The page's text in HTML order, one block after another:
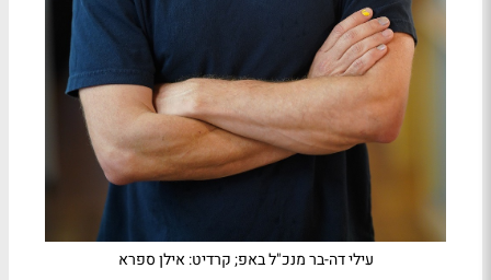
עילי דה-בר מנכ"ל באפ; קרדיט: אילן ספרא